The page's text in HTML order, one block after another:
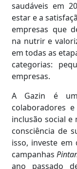
saudáveis em
estar e a
empresas que
na nutrir e
em todas as
categorias:
empresas.
A Gazin é
colaboradores
inclusão social e
consciência de
isso, investe em
campanhas
ano passado